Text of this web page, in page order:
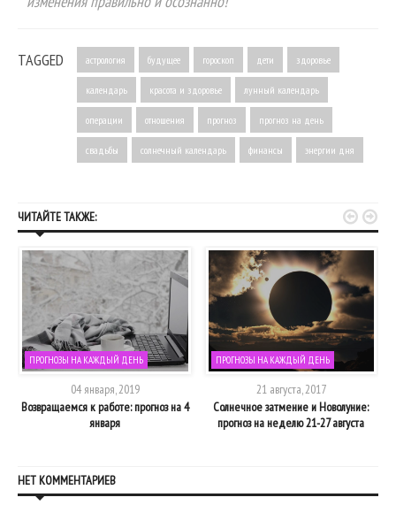
TAGGED астрология будущее гороскоп дети здоровье
календарь красота и здоровье лунный календарь
операции отношения прогноз прогноз на день
свадьбы солнечный календарь финансы энергии дня
ЧИТАЙТЕ ТАКЖЕ:
ПРОГНОЗЫ НА КАЖДЫЙ ДЕНЬ
04 января, 2019
Возвращаемся к работе: прогноз на 4
января
ПРОГНОЗЫ НА КАЖДЫЙ ДЕНЬ
21 августа, 2017
Солнечное затмение и Новолуние:
прогноз на неделю 21-27 августа
 
НЕТ КОММЕНТАРИЕВ